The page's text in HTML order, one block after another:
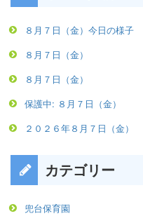
８月７日（金）今日の様子
８月７日（金）
８月７日（金）
保護中: ８月７日（金）
２０２６年８月７日（金）
カテゴリー
兜台保育園